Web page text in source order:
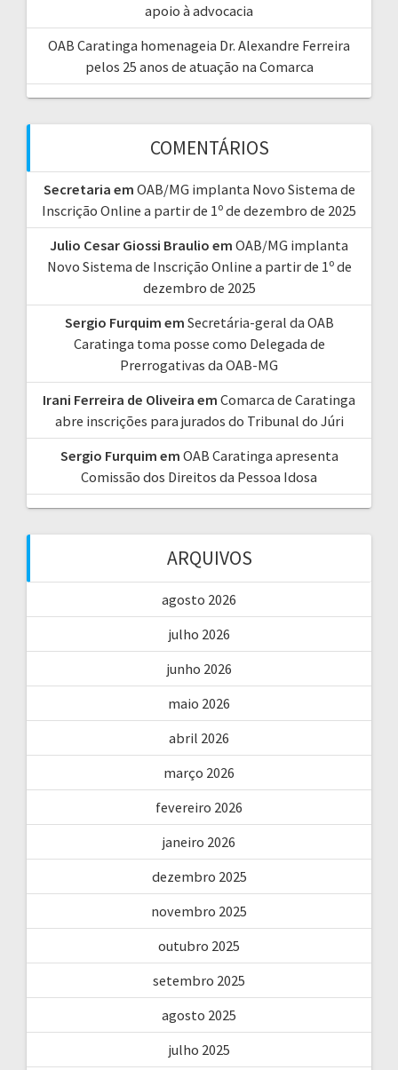
t
s
apoio à advocacia
OAB Caratinga homenageia Dr. Alexandre Ferreira
pelos 25 anos de atuação na Comarca
COMENTÁRIOS
Secretaria em OAB/MG implanta Novo Sistema de
Inscrição Online a partir de 1º de dezembro de 2025
Julio Cesar Giossi Braulio em OAB/MG implanta
Novo Sistema de Inscrição Online a partir de 1º de
dezembro de 2025
Sergio Furquim em Secretária-geral da OAB
Caratinga toma posse como Delegada de
Prerrogativas da OAB-MG
Irani Ferreira de Oliveira em Comarca de Caratinga
abre inscrições para jurados do Tribunal do Júri
Sergio Furquim em OAB Caratinga apresenta
Comissão dos Direitos da Pessoa Idosa
ARQUIVOS
agosto 2026
julho 2026
junho 2026
maio 2026
abril 2026
março 2026
fevereiro 2026
janeiro 2026
dezembro 2025
novembro 2025
outubro 2025
setembro 2025
agosto 2025
julho 2025